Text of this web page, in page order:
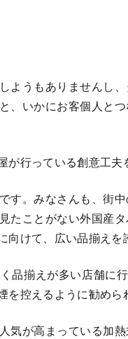
ようもありませんし
、いかにお客個人と
行っている創意工夫
す。みなさんも、街
たことがない外国産
けて、広い品揃えを
品揃えが多い店舗に
控えるように勧めら
気が高まっている加